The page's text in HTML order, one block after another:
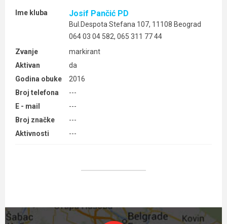
Ime kluba Josif Pančić PD
Bul.Despota Stefana 107, 11108 Beograd
064 03 04 582, 065 311 77 44
Zvanje
markirant
Aktivan
da
Godina obuke
2016
Broj telefona
---
E - mail
---
Broj značke
---
Aktivnosti
---